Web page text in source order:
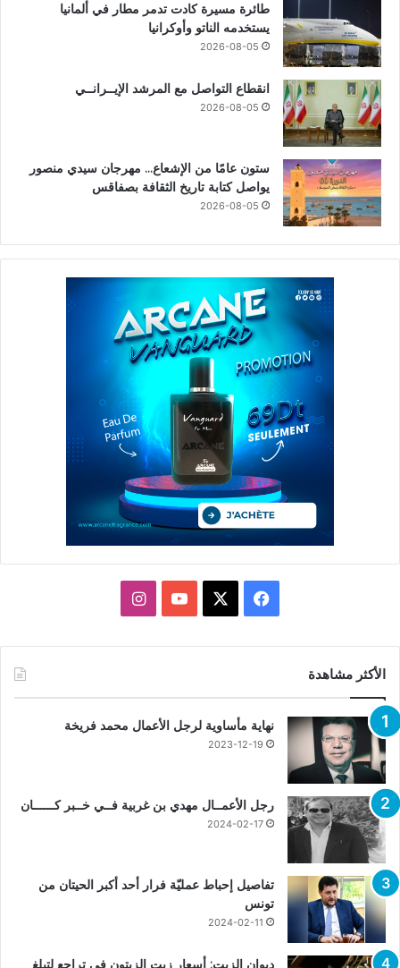
طائرة مسيرة كادت تدمر مطار في ألمانيا
يستخدمه الناتو وأوكرانيا
2026-08-05
انقطاع التواصل مع المرشد الإيــرانــي
2026-08-05
ستون عامًا من الإشعاع… مهرجان سيدي منصور
يواصل كتابة تاريخ الثقافة بصفاقس
2026-08-05
فيسبوك يوتيوبانستقرام
الأكثر مشاهدة
نهاية مأساوية لرجل الأعمال محمد فريخة
2023-12-19
رجل الأعمــال مهدي بن غربية فــي خــبر كــــــان
2024-02-17
تفاصيل إحباط عمليّة فرار أحد أكبر الحيتان من
تونس
2024-02-11
ديوان الزيت: أسعار زيت الزيتون في تراجع لتبلغ